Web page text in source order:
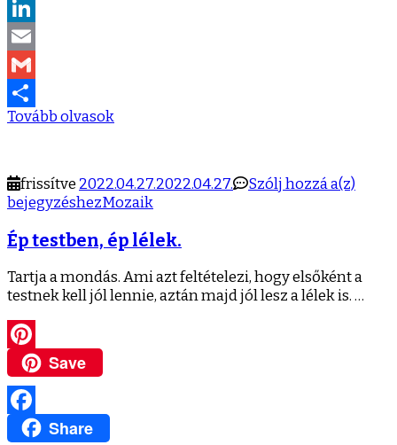
LinkedIn
Email
Gmail
Ossza
Tovább olvasok
frissítve 2022.04.27.2022.04.27. Szólj hozzá a(z)Ép
bejegyzéshezMozaik
Ép testben, ép lélek.
Tartja a mondás. Ami azt feltételezi, hogy elsőként a
testnek kell jól lennie, aztán majd jól lesz a lélek is. …
Pinterest
Save
Facebook
Share